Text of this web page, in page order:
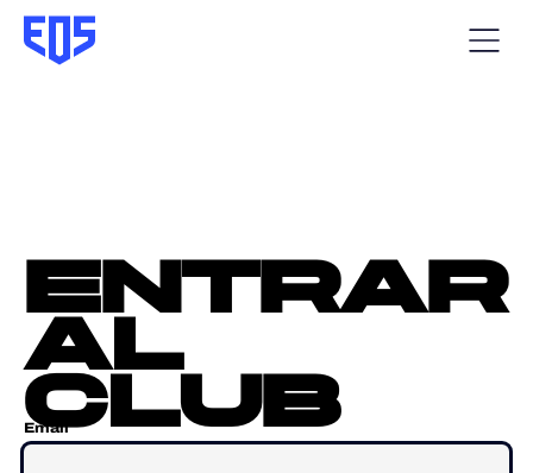
entrar
al
club
Email